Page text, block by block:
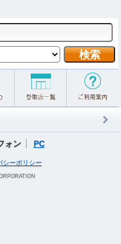
ォン PC
シーポリシー